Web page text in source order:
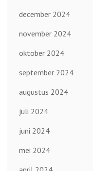
december 2024
november 2024
oktober 2024
september 2024
augustus 2024
juli 2024
juni 2024
mei 2024